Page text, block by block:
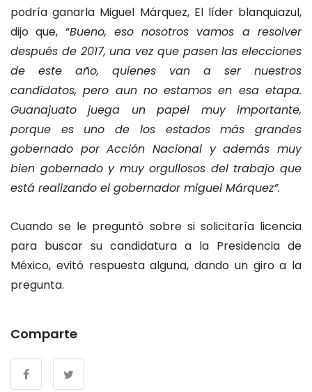
podría ganarla Miguel Márquez, El líder blanquiazul,
dijo que, “Bueno, eso nosotros vamos a resolver
después de 2017, una vez que pasen las elecciones
de este año, quienes van a ser nuestros
candidatos, pero aun no estamos en esa etapa.
Guanajuato juega un papel muy importante,
porque es uno de los estados más grandes
gobernado por Acción Nacional y además muy
bien gobernado y muy orgullosos del trabajo que
está realizando el gobernador miguel Márquez”.
Cuando se le preguntó sobre si solicitaría licencia
para buscar su candidatura a la Presidencia de
México, evitó respuesta alguna, dando un giro a la
pregunta.
Comparte